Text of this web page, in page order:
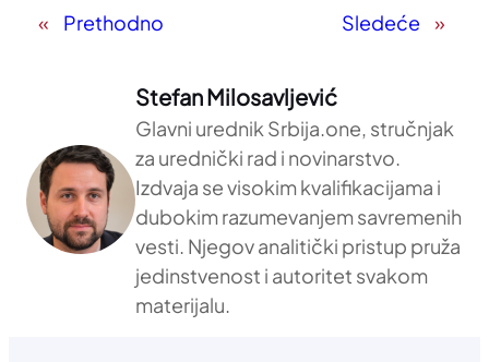
« Prethodno Sledeće »
Stefan Milosavljević
Glavni urednik Srbija.one, stručnjak
za urednički rad i novinarstvo.
Izdvaja se visokim kvalifikacijama i
dubokim razumevanjem savremenih
vesti. Njegov analitički pristup pruža
jedinstvenost i autoritet svakom
materijalu.